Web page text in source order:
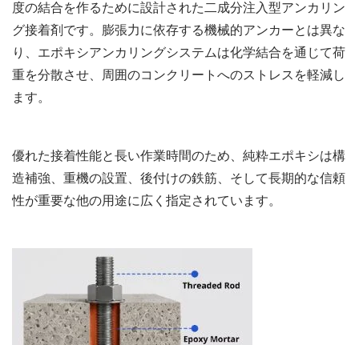
度の結合を作るために設計された二成分注入型アンカリン
グ接着剤です。膨張力に依存する機械的アンカーとは異な
り、エポキシアンカリングシステムは化学結合を通じて荷
重を分散させ、周囲のコンクリートへのストレスを軽減し
ます。
優れた接着性能と長い作業時間のため、純粋エポキシは構
造補強、重機の設置、後付けの鉄筋、そして長期的な信頼
性が重要な他の用途に広く指定されています。